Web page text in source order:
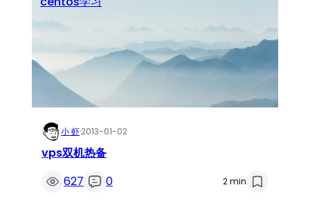
小 虾·2013-01-02
vps双机热备
627
0 2 min